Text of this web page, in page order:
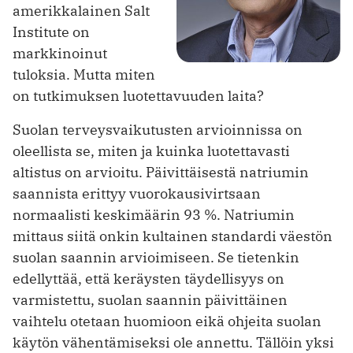
amerikkalainen Salt
Institute on
markkinoinut
tuloksia. Mutta miten
on tutkimuksen luotettavuuden laita?
Suolan terveysvaikutusten arvioinnissa on
oleellista se, miten ja kuinka luotettavasti
altistus on arvioitu. Päivittäisestä natriumin
saannista erittyy vuorokausivirtsaan
normaalisti keskimäärin 93 %. Natriumin
mittaus siitä onkin kultainen standardi väestön
suolan saannin arvioimiseen. Se tietenkin
edellyttää, että keräysten täydellisyys on
varmistettu, suolan saannin päivittäinen
vaihtelu otetaan huomioon eikä ohjeita suolan
käytön vähentämiseksi ole annettu. Tällöin yksi